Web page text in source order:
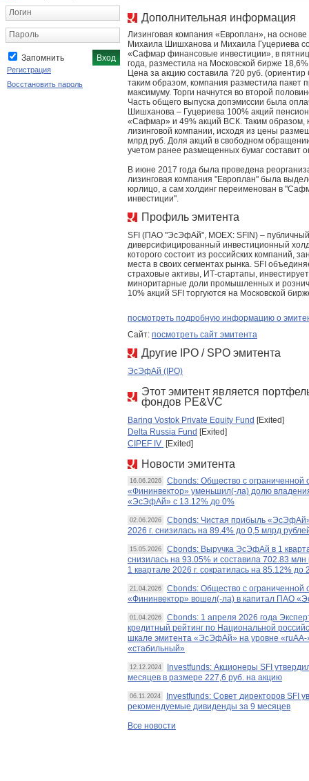
Логин
Пароль
Запомнить
Регистрация
Восстановить пароль
Дополнительная информация
Лизинговая компания «Европлан», на основе
Михаила Шишханова и Михаила Гуцериева
«Сафмар финансовые инвестиции», в
года, разместила на Московской бирже
Цена за акцию составила 720 руб.
таким образом, компания разместила пакет
максимуму. Торги начнутся во второй
Часть общего выпуска допэмиссии была
Шишханова – Гуцериева 100% акций
«Сафмар» и 49% акций ВСК. Таким образом,
лизинговой компании, исходя из цены
млрд руб. Доля акций в свободном
учетом ранее размещенных бумаг составит
В июне 2017 года была проведена
лизинговая компания "Европлан" была
юрлицо, а сам холдинг переименован в
инвестиции".
Профиль эмитента
SFI (ПАО "ЭсЭфАй", MOEX: SFIN) – публичный
диверсифицированный инвестиционный
которого состоит из российских компаний,
места в своих сегментах рынка. SFI
страховые активы, ИТ-стартапы,
миноритарные доли промышленных и
10% акций SFI торгуются на Московской
посмотреть подробную информацию о
Сайт: посмотреть сайт эмитента
Другие IPO / SPO эмитента
ЭсЭфАй (IPO)
Этот эмитент является
фондов PE&VC
Baring Vostok Private Equity Fund [Exited]
Delta Russia Fund [Exited]
CIPEF IV [Exited]
Новости эмитента
16.06.2026
Cbonds: Общество с ограниченной
«Фининвектор» уменьшил(-ла) долю
«ЭсЭфАй» с 13.12% до 0%
02.06.2026
Cbonds: Чистая прибыль
2026 г. снизилась на 89.4% до 0,5 млрд
15.05.2026
Cbonds: Выручка ЭсЭфАй в 1
снизилась на 93.05% и составила 702.83
1 квартале 2026 г. сократилась на 85.12% до
21.04.2026
Cbonds: Общество с ограниченной
«Фининвектор» вошел(-ла) в капитал ПАО
01.04.2026
Cbonds: 1 апреля 2026 года
кредитный рейтинг по Национальной
шкале эмитента «ЭсЭфАй» на уровне «ruAA-
«стабильный»
12.12.2024
Investfunds: Акционеры SFI
месяцев в размере 227,6 руб. на акцию
06.11.2024
Investfunds: Совет директоров SFI
рекомендуемые дивиденды за 9 месяцев
Все новости